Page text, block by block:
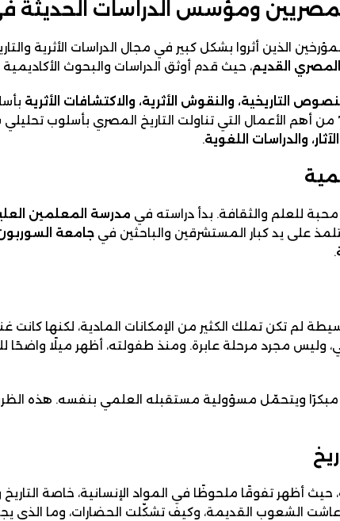
ومؤسس الدراسات الحديثة
الذين أثروا بشكل كبير في مجال الدراسات الأثرية
المصري القديم، حيث قدم أوثق الدراسات والبحوث
التاريخية، والنقوش الأثرية، والاكتشافات الأثرية
من أهم الأعمال التي تناولت التاريخ المصري بأسلوب
والدراسات اللغوية.
مدرسة المعلمين
على يد كبار المستشرقين والباحثين في جامعة
.
لم تكن تملك الكثير من الإمكانات المادية، لكنها كانت
مجرد مرحلة عابرة. ومنذ طفولته، أظهر ميلًا واضحًا
ويتحمّل مسؤولية مستقبله العلمي بنفسه. هذه
تفوقًا ملحوظًا في المواد الإنسانية، خاصة التاريخ
الشعوب القديمة، وكيف تشكّلت الحضارات، وما الذي